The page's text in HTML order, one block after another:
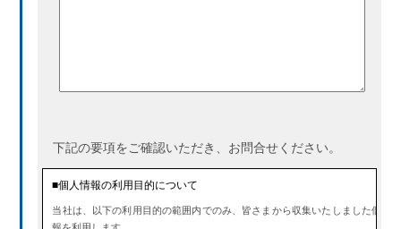
下記の要項をご確認いただき、お問合せください。
■個人情報の利用目的について
当社は、以下の利用目的の範囲内でのみ、皆さまから収集いたしました個人情